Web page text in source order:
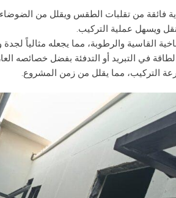
فائقة من تقلبات الطقس ويقلل من
ويسهل عملية التركيب.
القاسية والرطوبة، مما يجعله مثالياً
في التبريد أو التدفئة بفضل خصائصه
التركيب، مما يقلل من زمن المشروع.